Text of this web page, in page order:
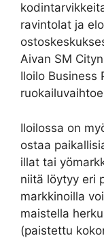
ravintolat ja
Aivan SM
Iloilo Business
Iloilossa on
ostaa
illat tai
niitä löytyy eri
markkinoilla
maistella
(paistettu